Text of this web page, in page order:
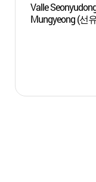
Valle
Mungyeong (선